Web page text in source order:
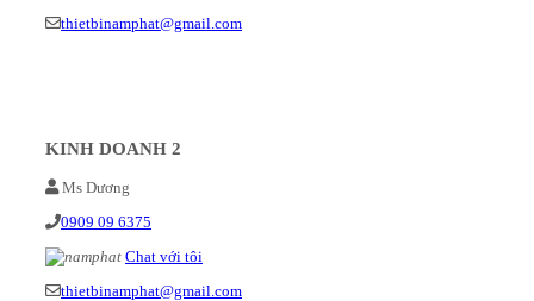
thietbinamphat@gmail.com
KINH DOANH 2
Ms Dương
0909 09 6375
Chat với tôi
thietbinamphat@gmail.com